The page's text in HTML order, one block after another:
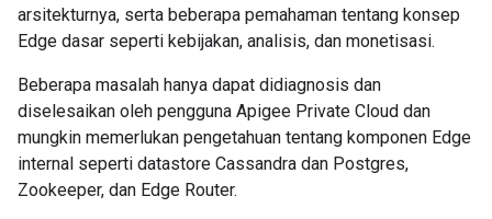
arsitekturnya, serta beberapa pemahaman tentang konsep
Edge dasar seperti kebijakan, analisis, dan monetisasi.
Beberapa masalah hanya dapat didiagnosis dan
diselesaikan oleh pengguna Apigee Private Cloud dan
mungkin memerlukan pengetahuan tentang komponen Edge
internal seperti datastore Cassandra dan Postgres,
Zookeeper, dan Edge Router.